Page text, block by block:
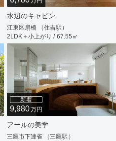
水辺のキャビン
江東区扇橋 （住吉駅）
2LDK＋小上がり / 67.55㎡
新着
9,980万円
アールの美学
三鷹市下連雀 （三鷹駅）